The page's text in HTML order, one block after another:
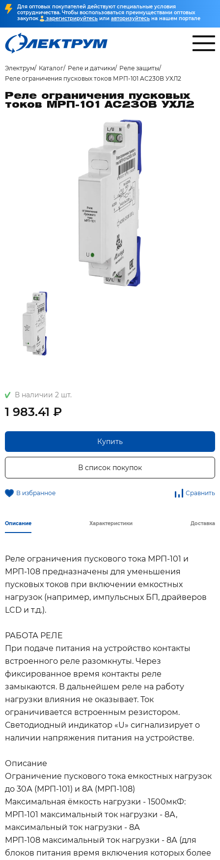
Для оптовых покупателей действуют специальные условия
сотрудничества. Чтобы воспользоваться преимуществами оптовых
закупок
зарегистрируйтесь или авторизуйтесь на нашем портале
Электрум Каталог Реле и датчики
Реле защиты
Реле ограничения пусковых токов МРП-101 AC230В УХЛ2
Реле ограничения пусковых
токов МРП-101 AC230В УХЛ2
В наличии 2 шт.
1 983.41 ₽
Купить
В список покупок
В избранное Сравнить
Описание Характеристики Доставка
Реле ограничения пускового тока МРП-101 и
МРП-108 предназначены для уменьшения
пусковых токов при включении емкостных
нагрузок (например, импульсных БП, драйверов
LCD и т.д.).
РАБОТА РЕЛЕ
При подаче питания на устройство контакты
встроенного реле разомкнуты. Через
фиксированное время контакты реле
замыкаются. В дальнейшем реле на работу
нагрузки влияния не оказывает. Ток
ограничивается встроенным резистором.
Светодиодный индикатор «U» сигнализирует о
наличии напряжения питания на устройстве.
Описание
Ограничение пускового тока емкостных нагрузок
до 30А (МРП-101) и 8А (МРП-108)
Максимальная ёмкость нагрузки - 1500мкФ:
МРП-101 максимальный ток нагрузки - 8А,
максимальный ток нагрузки - 8А
МРП-108 максимальный ток нагрузки - 8А (для
блоков питания время включения которых более